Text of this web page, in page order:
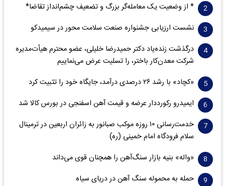
* از وضعیت یک معامله‌گر بزرگ و تضعیف چشم‌انداز تقاضا*
نشست ارزیابی جشنواره صنعت سلامت‌ محور در سیمیدکو
درگذشت زنده‌یاد دکتر حمیدرضا خلیلی، عضو محترم هیأت‌مدیره
شرکت معدن‌کار باختر، را تسلیت عرض می‌نماییم
«کچاد» با رشد ۲۶ درصدی درآمد، جایگاه خود را تثبیت کرد
ایمیدرو رکورددار عرضه و قیمت آهن اسفنجی در بورس کالا شد
خدمت‌رسانی ۱۰ روزه موکب صبانور به زائران اربعین در ترمینال
سلام فرودگاه امام خمینی (ره)
«واله» بنیه بازار سنگ‌آهن را همچنان قوی می‌داند
حمله به محموله سنگ آهن در دریای سیاه